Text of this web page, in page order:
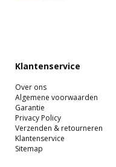
Klantenservice
Over ons
Algemene voorwaarden
Garantie
Privacy Policy
Verzenden & retourneren
Klantenservice
Sitemap